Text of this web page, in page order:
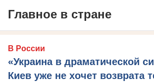
Главное в стране
В России
«Украина в драматической
Киев уже не хочет возврата